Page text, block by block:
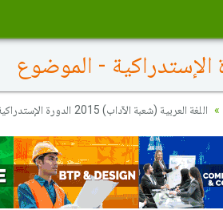
اللغة العربية (شعبة الآداب) 2015 الدورة الإستدراكية - الموضوع